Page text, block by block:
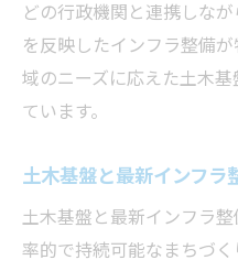
どの行政機関と連携しな
を反映したインフラ整備
域のニーズに応えた土木
ています。
土木基盤と最新インフラ
土木基盤と最新インフラ
率的で持続可能なまちづ